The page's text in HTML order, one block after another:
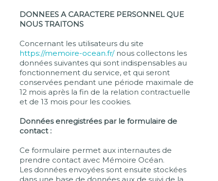
DONNEES A CARACTERE PERSONNEL QUE
NOUS TRAITONS
Concernant les utilisateurs du site
https://memoire-ocean.fr/nous collectons les
données suivantes qui sont indispensables au
fonctionnement du service, et qui seront
conservées pendant une période maximale de
12 mois après la fin de la relation contractuelle
et de 13 mois pour les cookies.
Données enregistrées par le formulaire de
contact :
Ce formulaire permet aux internautes de
prendre contact avec Mémoire Océan.
Les données envoyées sont ensuite stockées